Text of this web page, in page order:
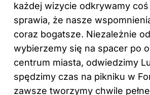
każdej wizycie odkrywamy
sprawia, że nasze
coraz bogatsze. Niezależnie
wybierzemy się na spacer po
centrum miasta, odwiedzimy
spędzimy czas na pikniku w
zawsze tworzymy chwile